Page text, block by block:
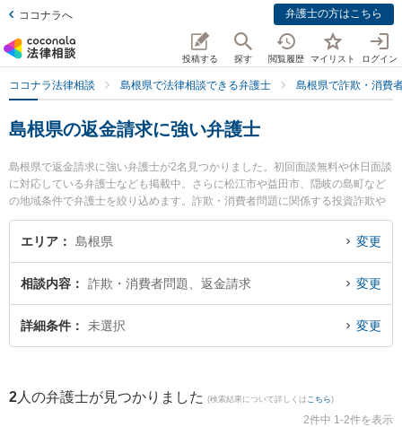
ココナラへ 弁護士の方はこちら
投稿する 探す 閲覧履歴 マイリスト ログイン
ココナラ法律相談 島根県で法律相談できる弁護士 島根県で詐欺・消費
島根県の返金請求に強い弁護士
島根県で返金請求に強い弁護士が2名見つかりました。初回面談無料や休日面談
に対応している弁護士なども掲載中。さらに松江市や益田市、隠岐の島町など
の地域条件で弁護士を絞り込めます。詐欺・消費者問題に関係する投資詐欺や
副業詐欺、FX詐欺等の細かな分野での絞り込み検索もでき便利です。特に長坂
法律事務所の長坂 正弁護士や隠岐ひまわり基金法律事務所の小林 竜也弁護士の
金請求のトラブル解決の実績豊富な近くの弁護士を検索したい』『初回相談無
料で返金請求を法律相談できる島根県内の弁護士に相談予約したい』などでお
困りの相談者さんにおすすめです。
エリア 島根県 変更
相談内容 詐欺・消費者問題、返金請求 変更
詳細条件 未選択 変更
2 人の弁護士が見つかりました (検索結果について詳しくは こちら)
2件中 1-2件を表示